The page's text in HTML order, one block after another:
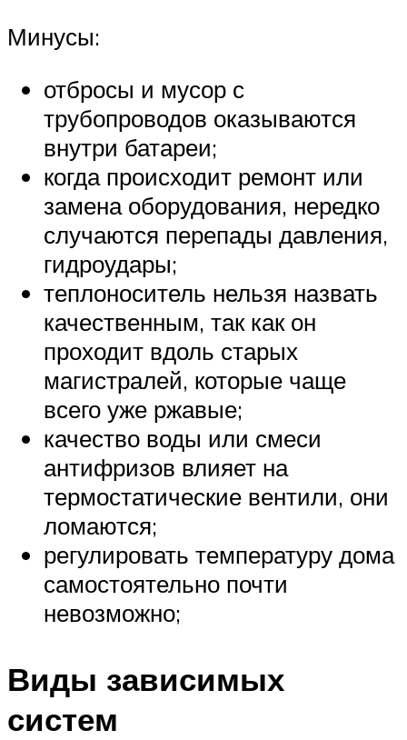
Минусы:
отбросы и мусор с
трубопроводов оказываются
внутри батареи;
когда происходит ремонт или
замена оборудования, нередко
случаются перепады давления,
гидроудары;
теплоноситель нельзя назвать
качественным, так как он
проходит вдоль старых
магистралей, которые чаще
всего уже ржавые;
качество воды или смеси
антифризов влияет на
термостатические вентили, они
ломаются;
регулировать температуру дома
самостоятельно почти
невозможно;
Виды зависимых
систем